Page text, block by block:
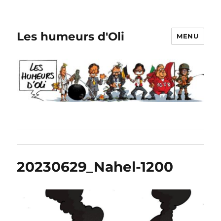
Les humeurs d'Oli MENU
20230629_Nahel-1200